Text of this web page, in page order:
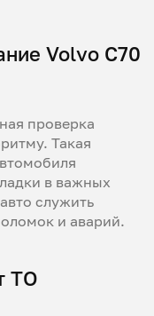
Volvo C70
проверка
Такая
в важных
служить
и аварий.
ТО